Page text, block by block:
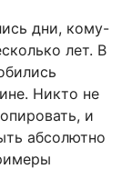
дни, кому-
лет. В
Никто не
и
абсолютно